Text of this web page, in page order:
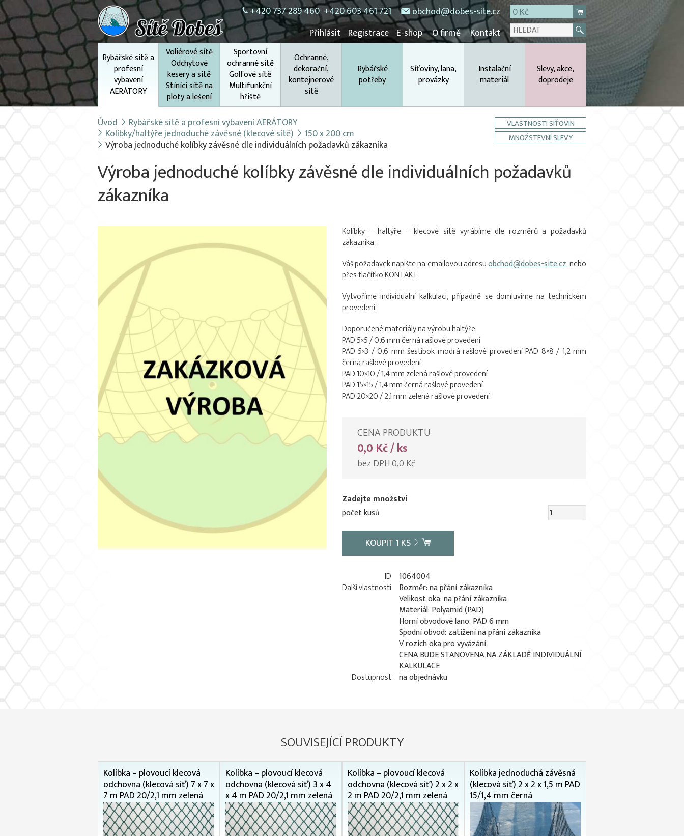
+420 737 289 460 +420 603 461 721 obchod@dobes-site.cz
0 Kč
Přihlásit Registrace E-shop O firmě Kontakt
Rybářské sítě a
profesní
vybavení
AERÁTORY
Voliérové sítě
Odchytové
kesery a sítě
Stínící sítě na
ploty a lešení
Sportovní
ochranné sítě
Golfové sítě
Multifunkční
hřiště
Ochranné,
dekorační,
kontejnerové
sítě
Rybářské
potřeby
Síťoviny, lana,
provázky
Instalační
materiál
Slevy, akce,
doprodeje
Úvod Rybářské sítě a profesní vybavení AERÁTORY
Kolíbky/haltýře jednoduché závěsné (klecové sítě) 150 x 200 cm
Výroba jednoduché kolíbky závěsné dle individuálních požadavků zákazníka
VLASTNOSTI SÍŤOVIN
MNOŽSTEVNÍ SLEVY
Výroba jednoduché kolíbky závěsné dle individuálních požadavků
zákazníka
Kolíbky – haltýře – klecové sítě vyrábíme dle rozměrů a požadavků
zákazníka.
Váš požadavek napište na emailovou adresuobchod@dobes-site.cz. nebo
přes tlačítko KONTAKT.
Vytvoříme individuální kalkulaci, případně se domluvíme na technickém
provedení.
Doporučené materiály na výrobu haltýře:
PAD 5×5 / 0,6 mm černá rašlové provedení
PAD 5×3 / 0,6 mm šestibok modrá rašlové provedení PAD 8×8 / 1,2 mm
černá rašlové provedení
PAD 10×10 / 1,4 mm zelená rašlové provedení
PAD 15×15 / 1,4 mm černá rašlové provedení
PAD 20×20 / 2,1 mm zelená rašlové provedení
CENA PRODUKTU
0,0 Kč / ks
bez DPH 0,0 Kč
Zadejte množství
počet kusů
KOUPIT1 KS
ID 1064004
Další vlastnosti
Rozměr: na přání zákazníka
Velikost oka: na přání zákazníka
Materiál: Polyamid (PAD)
Horní obvodové lano: PAD 6 mm
Spodní obvod: zatížení na přání zákazníka
V rozích oka pro vyvázání
CENA BUDE STANOVENA NA ZÁKLADĚ INDIVIDUÁLNÍ
KALKULACE
Dostupnost na objednávku
SOUVISEJÍCÍ PRODUKTY
Kolíbka – plovoucí klecová
odchovna (klecová síť) 7 x 7 x
7 m PAD 20/2,1 mm zelená
Kolíbka – plovoucí klecová
odchovna (klecová síť) 3 x 4
x 4 m PAD 20/2,1 mm zelená
Kolíbka – plovoucí klecová
odchovna (klecová síť) 2 x 2 x
2 m PAD 20/2,1 mm zelená
Kolíbka jednoduchá závěsná
(klecová síť) 2 x 2 x 1,5 m PAD
15/1,4 mm černá